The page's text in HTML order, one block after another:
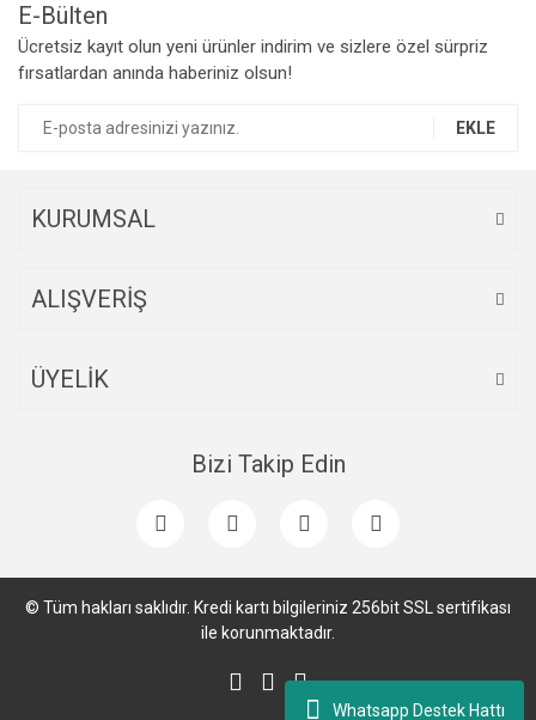
Whatsapp Destek Hattı
E-Bülten
Ücretsiz kayıt olun yeni ürünler indirim ve sizlere özel sürpriz
fırsatlardan anında haberiniz olsun!
EKLE
KURUMSAL
ALIŞVERİŞ
ÜYELİK
Bizi Takip Edin
© Tüm hakları saklıdır. Kredi kartı bilgileriniz 256bit SSL sertifikası
ile korunmaktadır.